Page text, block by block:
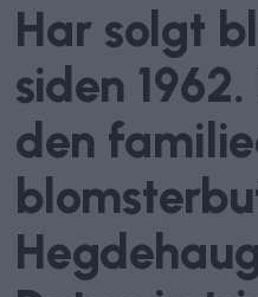
Har solgt
siden
den